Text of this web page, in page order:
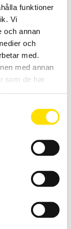
funktioner
Vi
och annan
och
med.
med annan
som de har
med